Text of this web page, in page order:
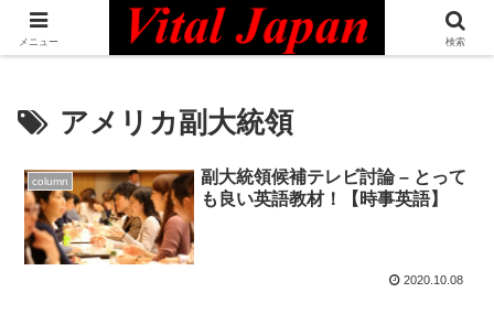
日本最大級の英語コミュニティ・Bilingual Professionals Network
アメリカ副大統領
column
副大統領候補テレビ討論 – とって
も良い英語教材！【時事英語】
2020.10.08
メニュー 検索